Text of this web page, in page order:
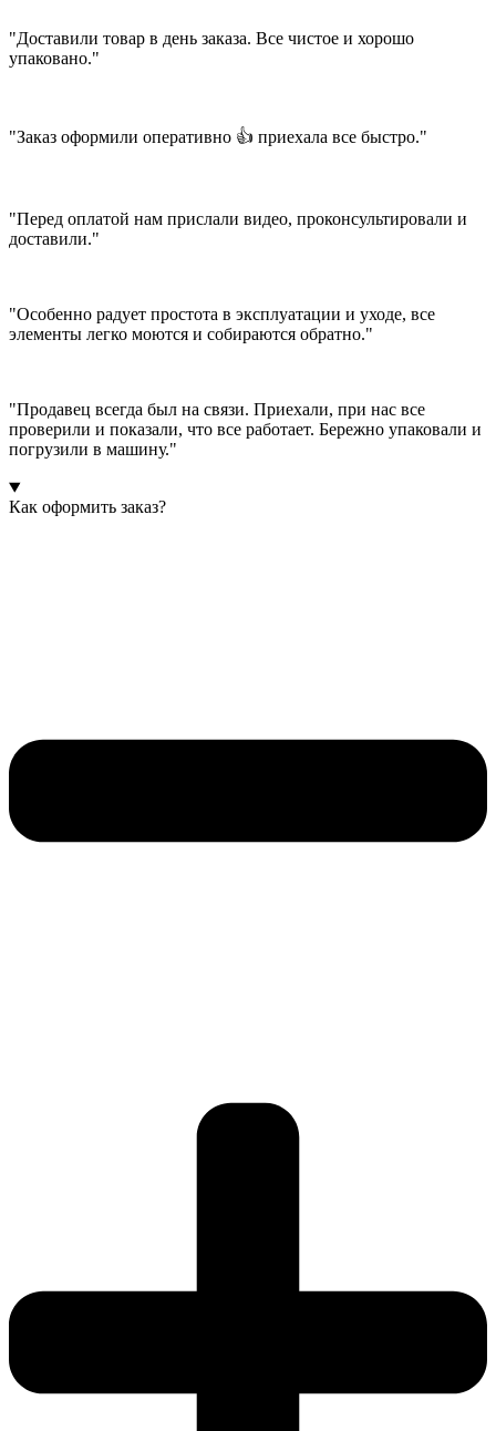
"Доставили товар в день заказа. Все чистое и хорошо
упаковано."
"Заказ оформили оперативно 👍 приехала все быстро."
"Перед оплатой нам прислали видео, проконсультировали и
доставили."
"Особенно радует простота в эксплуатации и уходе, все
элементы легко моются и собираются обратно."
"Продавец всегда был на связи. Приехали, при нас все
проверили и показали, что все работает. Бережно упаковали и
погрузили в машину."
Как оформить заказ?